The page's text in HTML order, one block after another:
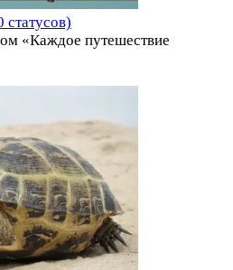
«Каждое путешествие